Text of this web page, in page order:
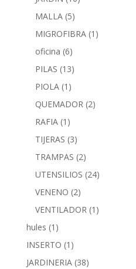
MALLA (5)
MIGROFIBRA (1)
oficina (6)
PILAS (13)
PIOLA (1)
QUEMADOR (2)
RAFIA (1)
TIJERAS (3)
TRAMPAS (2)
UTENSILIOS (24)
VENENO (2)
VENTILADOR (1)
hules (1)
INSERTO (1)
JARDINERIA (38)